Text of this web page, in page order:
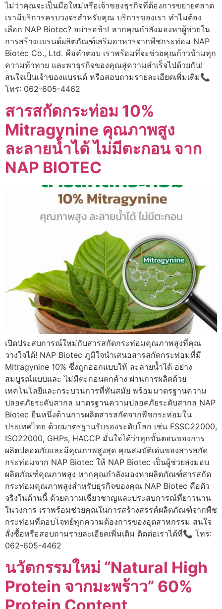
ไม่ว่าคุณจะเป็นมือใหม่หรือเจ้าของธุรกิจที่ต้องการขยายตลาด
เรามีบริการครบวงจรสำหรับคุณ บริการของเรา ทำไมต้อง
เลือก NAP Biotec? อย่ารอช้า! หากคุณกำลังมองหาผู้ช่วยใน
การสร้างแบรนด์ผลิตภัณฑ์เสริมอาหารจากพืชกระท่อม NAP
Biotec Co., Ltd. คือคำตอบ เราพร้อมที่จะช่วยคุณก้าวข้ามทุก
ความท้าทาย และพาธุรกิจของคุณสู่ความสำเร็จไปด้วยกัน!
สนใจเป็นเจ้าของแบรนด์ หรือสอบถามรายละเอียดเพิ่มเติม📞
โทร: 062-605-4462
สารสกัดกระท่อม 10%
Mitragynine คุณภาพสูง
ละลายน้ำได้ ไม่มีตะกอน จาก
NAP BIOTEC
เปิดประสบการณ์ใหม่กับสารสกัดกระท่อมคุณภาพสูงที่คุณ
วางใจได้! NAP Biotec ภูมิใจนำเสนอสารสกัดกระท่อมที่มี
Mitragynine 10% ซึ่งถูกออกแบบให้ ละลายน้ำได้ อย่าง
สมบูรณ์แบบและ ไม่มีตะกอนตกค้าง ผ่านการผลิตด้วย
เทคโนโลยีและกระบวนการที่ทันสมัย พร้อมมาตรฐานความ
ปลอดภัยระดับสากล มาตรฐานความปลอดภัยระดับสากล NAP
Biotec ยืนหนึ่งด้านการผลิตสารสกัดจากพืชกระท่อมใน
ประเทศไทย ด้วยมาตรฐานรับรองระดับโลก เช่น FSSC22000,
ISO22000, GHPs, HACCP มั่นใจได้ว่าทุกขั้นตอนของการ
ผลิตปลอดภัยและมีคุณภาพสูงสุด คุณสมบัติเด่นของสารสกัด
กระท่อมจาก NAP Biotec ให้ NAP Biotec เป็นผู้ช่วยส่งมอบ
ผลิตภัณฑ์คุณภาพสูง หากคุณกำลังมองหาผลิตภัณฑ์สารสกัด
กระท่อมคุณภาพสูงสำหรับธุรกิจของคุณ NAP Biotec คือตัว
จริงในด้านนี้ ด้วยความเชี่ยวชาญและประสบการณ์ที่ยาวนาน
ในวงการ เราพร้อมช่วยคุณในการสร้างสรรค์ผลิตภัณฑ์จากพืช
กระท่อมที่ตอบโจทย์ทุกความต้องการของอุตสาหกรรม สนใจ
สั่งซื้อหรือสอบถามรายละเอียดเพิ่มเติม ติดต่อเราได้ที่📞 โทร:
062-605-4462
นวัตกรรมใหม่ “Natural High
Protein จากมะพร้าว” 60%